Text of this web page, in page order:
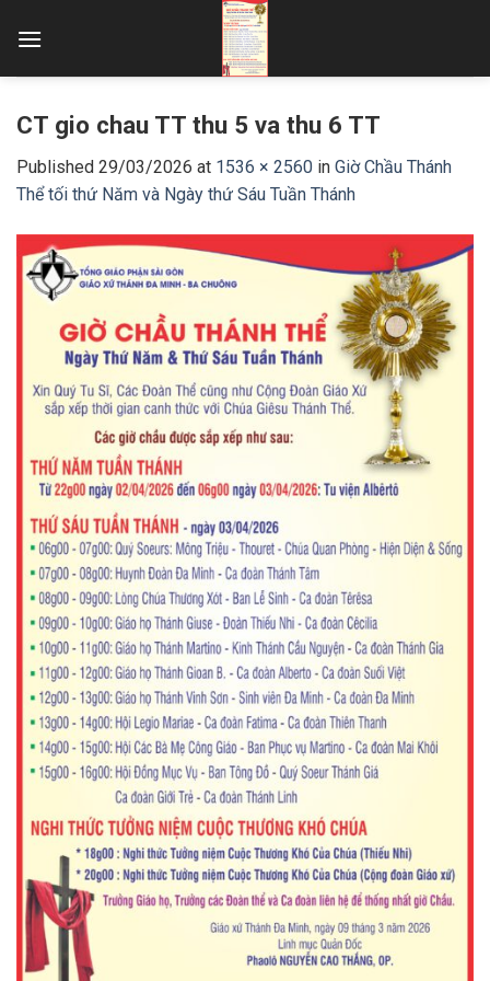
CT gio chau TT thu 5 va thu 6 TT
Published 29/03/2026 at 1536 × 2560 in Giờ Chầu Thánh
Thể tối thứ Năm và Ngày thứ Sáu Tuần Thánh